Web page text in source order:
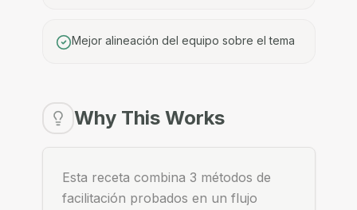
Mejor alineación del equipo sobre el tema
Why This Works
Esta receta combina 3 métodos de
facilitación probados en un flujo